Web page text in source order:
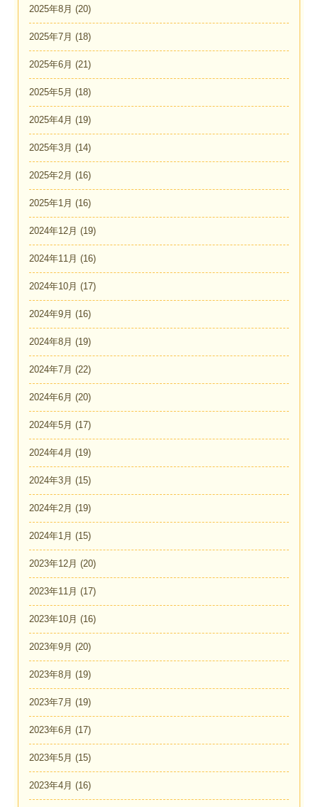
2025年8月 (20)
2025年7月 (18)
2025年6月 (21)
2025年5月 (18)
2025年4月 (19)
2025年3月 (14)
2025年2月 (16)
2025年1月 (16)
2024年12月 (19)
2024年11月 (16)
2024年10月 (17)
2024年9月 (16)
2024年8月 (19)
2024年7月 (22)
2024年6月 (20)
2024年5月 (17)
2024年4月 (19)
2024年3月 (15)
2024年2月 (19)
2024年1月 (15)
2023年12月 (20)
2023年11月 (17)
2023年10月 (16)
2023年9月 (20)
2023年8月 (19)
2023年7月 (19)
2023年6月 (17)
2023年5月 (15)
2023年4月 (16)